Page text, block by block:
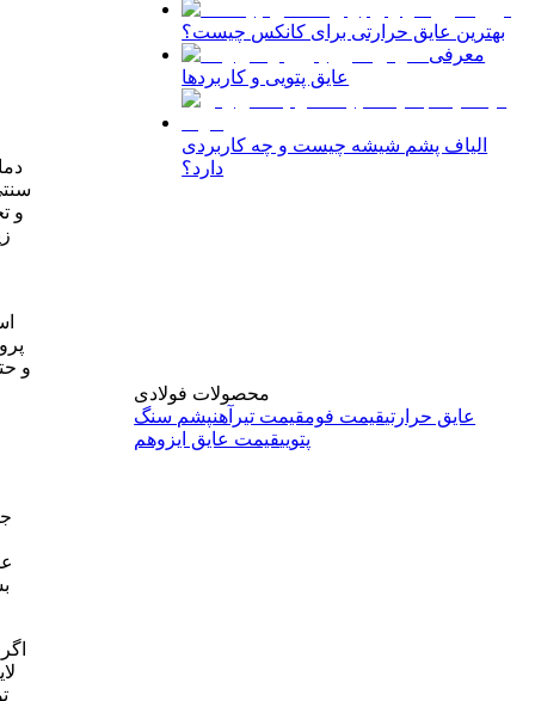
و
و
بهترین عایق حرارتی برای کانکس چیست؟
معرفی
عایق پتویی و کاربردها
الیاف پشم شیشه چیست و چه کاربردی
دارد؟
محصولات فولادی
عایق حرارتیقیمت فومقیمت تیرآهنپشم سنگ
پتوییقیمت عایق ایزوهم